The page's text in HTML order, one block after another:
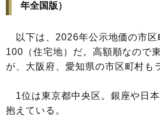
2006年
2004年
121,200
2003年
127,600
2002年
134,900
2000年
148,700
1999年
年全国版）
以下は、2026年公示地価の市区
100（住宅地）だ。高額順なので
が、大阪府、愛知県の市区町村も
1位は東京都中央区。銀座や日
抱えている。